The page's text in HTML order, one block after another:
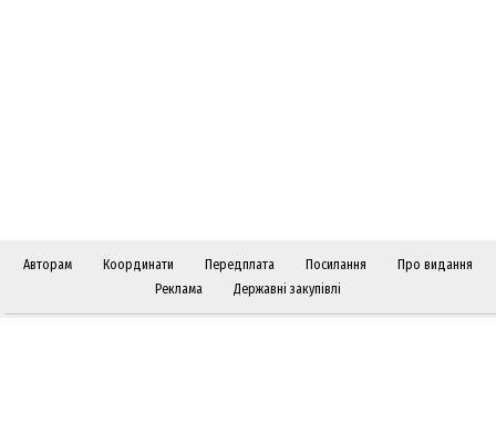
Авторам Координати Передплата Посилання
Про видання
Реклама
Державні закупівлі